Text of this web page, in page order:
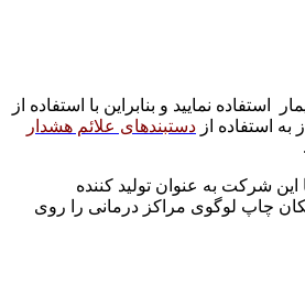
نمایید و بنابراین با استفاده از
به استفاده از دستبندهای علائم هشدار
شرکت به عنوان تولید کننده
چاپ لوگوی مراکز درمانی را روی